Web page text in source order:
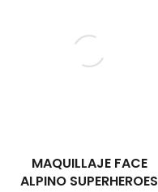
MAQUILLAJE FACE
ALPINO SUPERHEROES